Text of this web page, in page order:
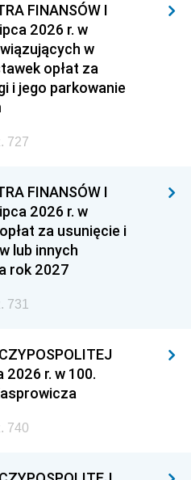
FINANSÓW I
2026 r. w
w
opłat za
i jego parkowanie
727
FINANSÓW I
2026 r. w
za usunięcie i
lub innych
rok 2027
731
2026 r. w 100.
740